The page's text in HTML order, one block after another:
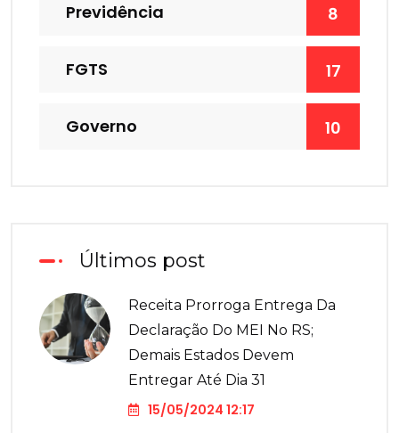
Previdência 8
FGTS 17
Governo 10
Últimos post
Receita Prorroga Entrega Da
Declaração Do MEI No RS;
Demais Estados Devem
Entregar Até Dia 31
15/05/2024 12:17